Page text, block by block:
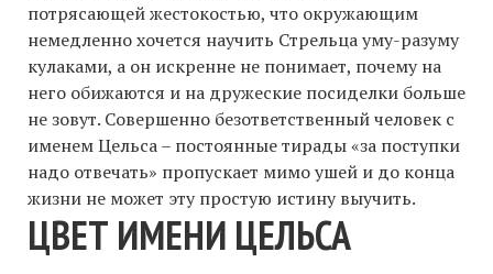
потрясающей жестокостью, что окружающим
немедленно хочется научить Стрельца уму-разуму
кулаками, а он искренне не понимает, почему на
него обижаются и на дружеские посиделки больше
не зовут. Совершенно безответственный человек с
именем Цельса – постоянные тирады «за поступки
надо отвечать» пропускает мимо ушей и до конца
жизни не может эту простую истину выучить.
ЦВЕТ ИМЕНИ ЦЕЛЬСА